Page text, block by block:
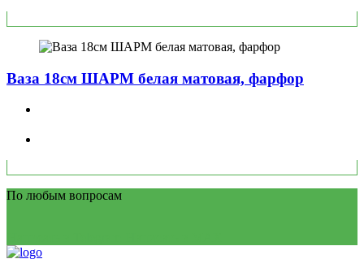
Ваза 18см ШАРМ белая матовая, фарфор
По любым вопросам